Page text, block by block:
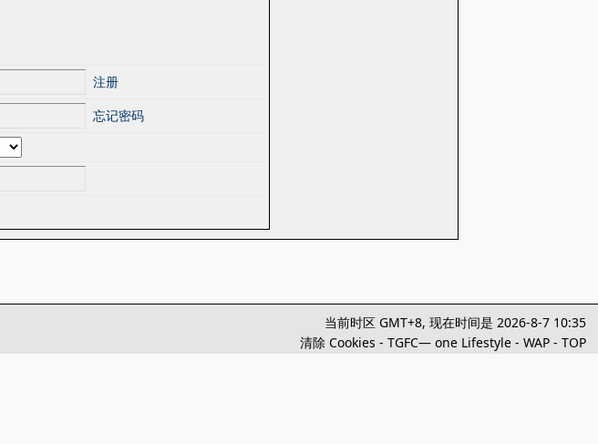
注册
忘记密码
当前时区 GMT+8, 现在时间是 2026-8-7 10:35
清除 Cookies - TGFC— one Lifestyle- WAP- TOP